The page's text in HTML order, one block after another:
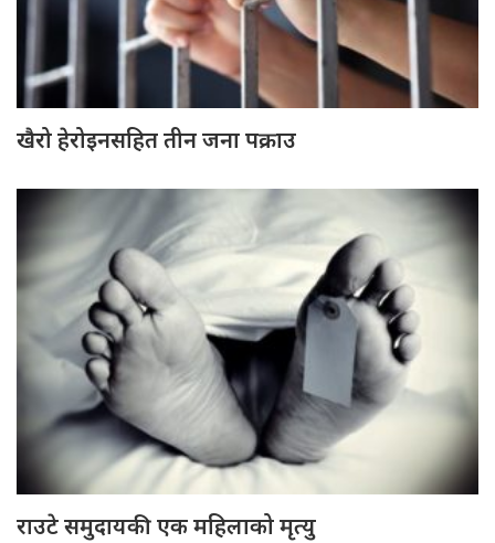
खैरो हेरोइनसहित तीन जना पक्राउ
राउटे समुदायकी एक महिलाको मृत्यु